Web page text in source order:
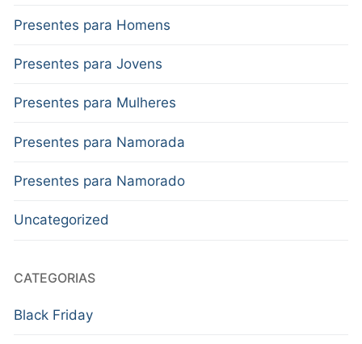
Presentes para Homens
Presentes para Jovens
Presentes para Mulheres
Presentes para Namorada
Presentes para Namorado
Uncategorized
CATEGORIAS
Black Friday